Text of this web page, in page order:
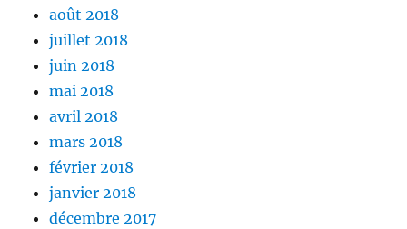
août 2018
juillet 2018
juin 2018
mai 2018
avril 2018
mars 2018
février 2018
janvier 2018
décembre 2017